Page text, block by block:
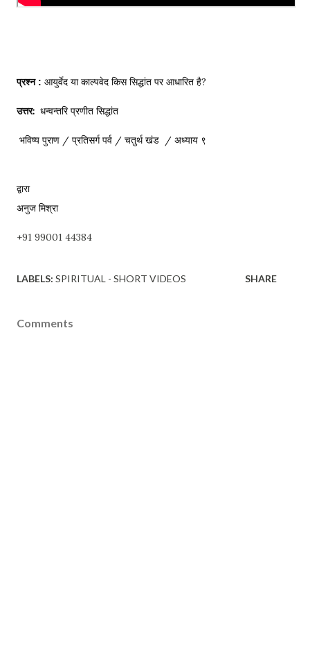
प्रश्न : आयुर्वेद या काल्पवेद किस सिद्धांत पर आधारित है?
उत्तर: धन्वन्तरि प्रणीत सिद्धांत
भविष्य पुराण / प्रतिसर्ग पर्व / चतुर्थ खंड  / अध्याय ९
द्वारा
अनुज मिश्रा
+91 99001 44384
LABELS: SPIRITUAL - SHORT VIDEOS SHARE
Comments